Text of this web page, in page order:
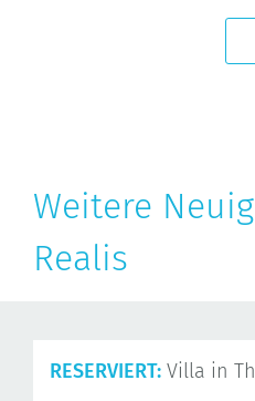
Weitere
Realis
RESERVIERT: Villa in